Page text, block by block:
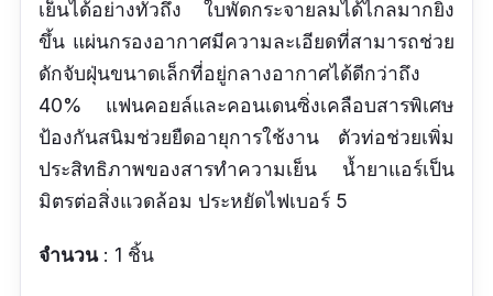
เย็นได้อย่างทั่วถึง ใบพัดกระจายลมได้ไกลมากยิ่ง
ขึ้น แผ่นกรองอากาศมีความละเอียดที่สามารถช่วย
ดักจับฝุ่นขนาดเล็กที่อยู่กลางอากาศได้ดีกว่าถึง
40% แฟนคอยล์และคอนเดนซิ่งเคลือบสารพิเศษ
ป้องกันสนิมช่วยยืดอายุการใช้งาน ตัวท่อช่วยเพิ่ม
ประสิทธิภาพของสารทำความเย็น น้ำยาแอร์เป็น
มิตรต่อสิ่งแวดล้อม ประหยัดไฟเบอร์ 5
จำนวน: 1 ชิ้น